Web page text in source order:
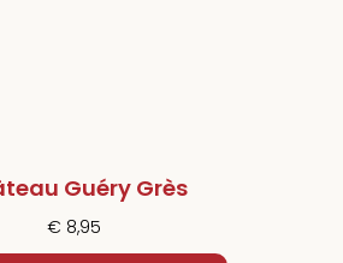
Guéry Grès
€ 8,95